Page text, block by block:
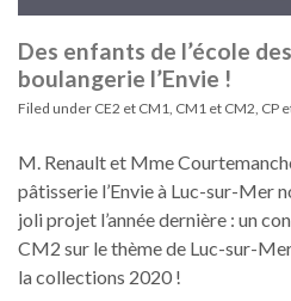
Des enfants de l’école
boulangerie l’Envie !
Filed under CE2 et CM1, CM1 et CM2, CP
M. Renault et Mme
pâtisserie l’Envie à Luc-sur-Mer
joli projet l’année dernière : un
CM2 sur le thème de Luc-sur-
la collections 2020 !